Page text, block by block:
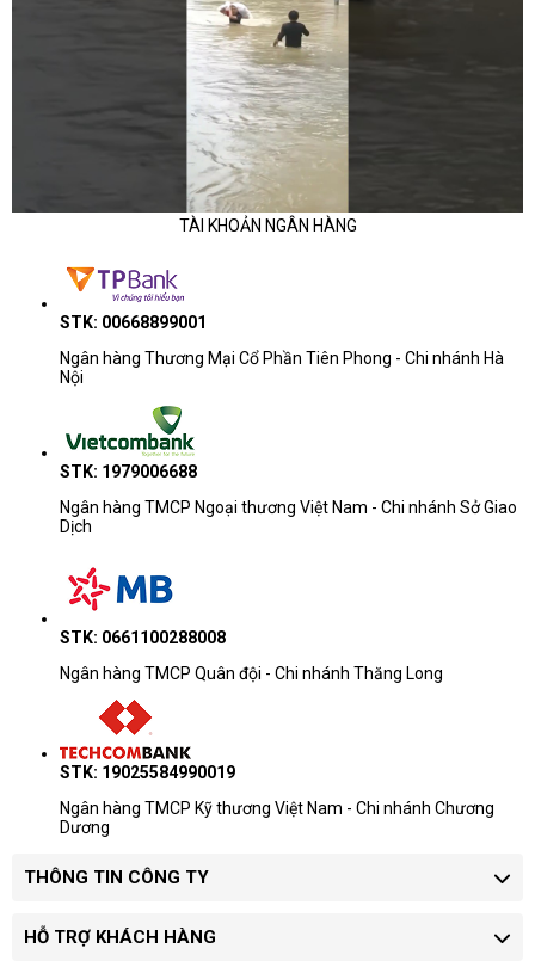
TÀI KHOẢN NGÂN HÀNG
STK: 00668899001
Ngân hàng Thương Mại Cổ Phần Tiên Phong - Chi nhánh Hà
Nội
STK: 1979006688
Ngân hàng TMCP Ngoại thương Việt Nam - Chi nhánh Sở Giao
Dịch
STK: 0661100288008
Ngân hàng TMCP Quân đội - Chi nhánh Thăng Long
STK: 19025584990019
Ngân hàng TMCP Kỹ thương Việt Nam - Chi nhánh Chương
Dương
THÔNG TIN CÔNG TY
HỖ TRỢ KHÁCH HÀNG